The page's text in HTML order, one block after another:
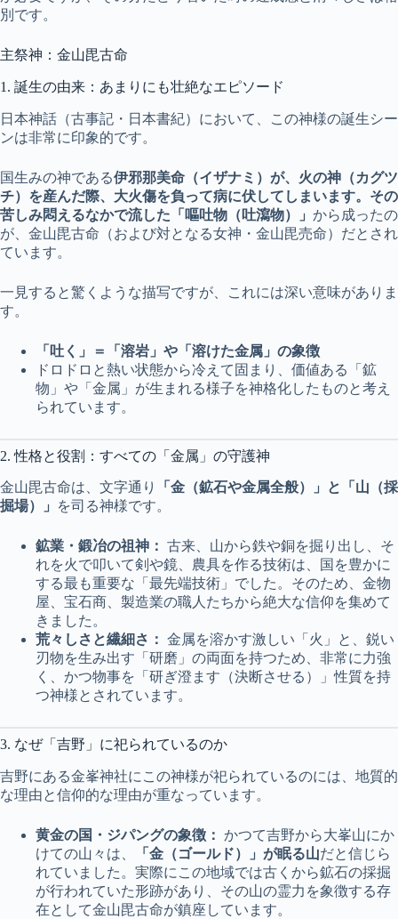
別です。
主祭神：金山毘古命
1. 誕生の由来：あまりにも壮絶なエピソード
日本神話（古事記・日本書紀）において、この神様の誕生シー
ンは非常に印象的です。
国生みの神である伊邪那美命（イザナミ）が、火の神（カグツ
チ）を産んだ際、大火傷を負って病に伏してしまいます。その
苦しみ悶えるなかで流した「嘔吐物（吐瀉物）」 から成ったの
が、金山毘古命（および対となる女神・金山毘売命）だとされ
ています。
一見すると驚くような描写ですが、これには深い意味がありま
す。
「吐く」＝「溶岩」や「溶けた金属」の象徴
ドロドロと熱い状態から冷えて固まり、価値ある「鉱
物」や「金属」が生まれる様子を神格化したものと考え
られています。
2. 性格と役割：すべての「金属」の守護神
金山毘古命は、文字通り
「金（鉱石や金属全般）」と「山（採
掘場）」
を司る神様です。
鉱業・鍛冶の祖神： 古来、山から鉄や銅を掘り出し、そ
れを火で叩いて剣や鏡、農具を作る技術は、国を豊かに
する最も重要な「最先端技術」でした。そのため、金物
屋、宝石商、製造業の職人たちから絶大な信仰を集めて
きました。
荒々しさと繊細さ： 金属を溶かす激しい「火」と、鋭い
刃物を生み出す「研磨」の両面を持つため、非常に力強
く、かつ物事を「研ぎ澄ます（決断させる）」性質を持
つ神様とされています。
3. なぜ「吉野」に祀られているのか
吉野にある金峯神社にこの神様が祀られているのには、地質的
な理由と信仰的な理由が重なっています。
黄金の国・ジパングの象徴： かつて吉野から大峯山にか
けての山々は、
「金（ゴールド）」が眠る山だと信じら
れていました。実際にこの地域では古くから鉱石の採掘
が行われていた形跡があり、その山の霊力を象徴する存
在として金山毘古命が鎮座しています。